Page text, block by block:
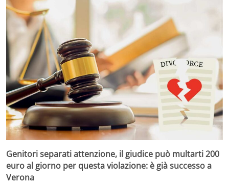
Genitori separati attenzione, il giudice può multarti 200
euro al giorno per questa violazione: è già successo a
Verona